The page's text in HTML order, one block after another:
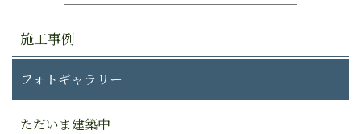
施工事例
フォトギャラリー
ただいま建築中